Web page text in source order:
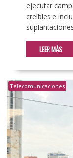
ejecutar
creíbles e
LEER MÁS
Telecomunicaciones